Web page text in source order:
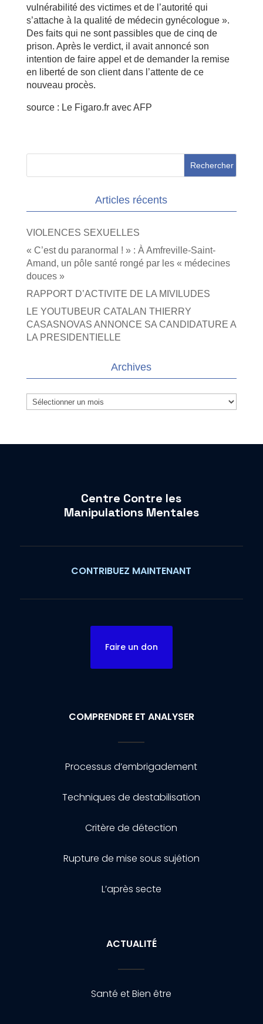
vulnérabilité des victimes et de l’autorité qui
s’attache à la qualité de médecin gynécologue ».
Des faits qui ne sont passibles que de cinq de
prison. Après le verdict, il avait annoncé son
intention de faire appel et de demander la remise
en liberté de son client dans l’attente de ce
nouveau procès.
source : Le Figaro.fr avec AFP
Articles récents
VIOLENCES SEXUELLES
« C’est du paranormal ! » : À Amfreville-Saint-
Amand, un pôle santé rongé par les « médecines
douces »
RAPPORT D’ACTIVITE DE LA MIVILUDES
LE YOUTUBEUR CATALAN THIERRY
CASASNOVAS ANNONCE SA CANDIDATURE A
LA PRESIDENTIELLE
Archives
Archives
Centre Contre les
Manipulations Mentales
CONTRIBUEZ MAINTENANT
Faire un don
COMPRENDRE ET ANALYSER
Processus d’embrigadement
Techniques de destabilisation
Critère de détection
Rupture de mise sous sujétion
L’après secte
ACTUALITÉ
Santé et Bien être